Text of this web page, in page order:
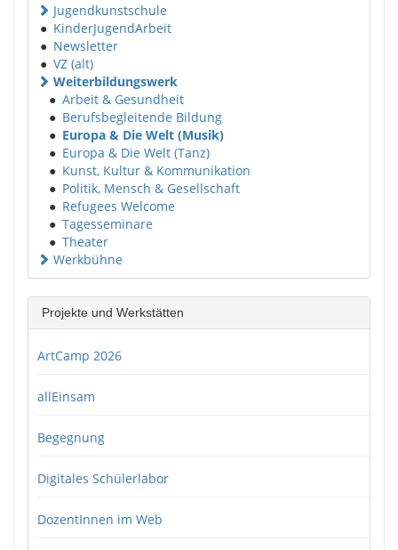
Jugendkunstschule
● KinderJugendArbeit
● Newsletter
● VZ (alt)
Weiterbildungswerk
● Arbeit & Gesundheit
● Berufsbegleitende Bildung
● Europa & Die Welt (Musik)
● Europa & Die Welt (Tanz)
● Kunst, Kultur & Kommunikation
● Politik, Mensch & Gesellschaft
● Refugees Welcome
● Tagesseminare
● Theater
Werkbühne
Projekte und Werkstätten
ArtCamp 2026
allEinsam
Begegnung
Digitales Schülerlabor
DozentInnen im Web